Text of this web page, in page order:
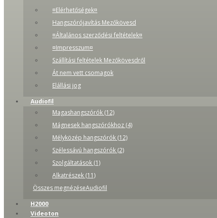
¤Elérhetőségek¤
Hangszórójavítás Mezőkövesd
¤Általános szerződési feltételek¤
¤Impresszum¤
Szállítási feltételek Mezőkövesdről
Át nem vett csomagok
Elállási jog
Audiofil
Magashangszórók (12)
Mágnesek hangszórókhoz (4)
Mélyközép hangszórók (12)
Szélessávú hangszórók (2)
Szolgáltatások (1)
Alkatrészek (11)
Összes megnézéseAudiofil
H2000
Videoton